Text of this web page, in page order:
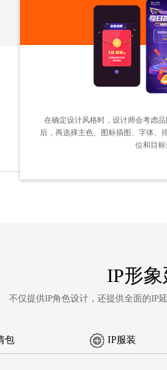
在确定设计风格时，设计师会考虑
后，再选择主色、图标插图、字体、
位和目标
IP形
不仅提供IP角色设计，还提供全面的IP
包 IP服装